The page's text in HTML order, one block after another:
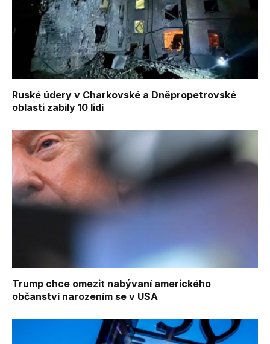
Ruské údery v Charkovské a Dněpropetrovské
oblasti zabily 10 lidí
Trump chce omezit nabývaní amerického
občanství narozením se v USA